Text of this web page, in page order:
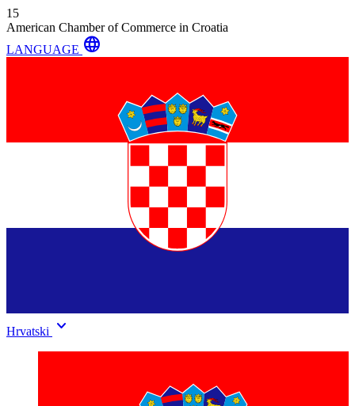
15
American Chamber of Commerce in Croatia
LANGUAGE language
Hrvatski keyboard_arrow_down